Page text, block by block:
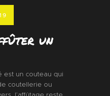
un
est un couteau qui
coutellerie ou